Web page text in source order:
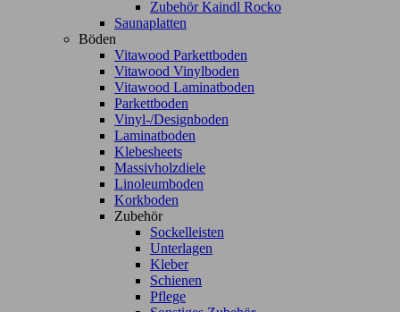
Zubehör Kaindl Rocko
Saunaplatten
Böden
Vitawood Parkettboden
Vitawood Vinylboden
Vitawood Laminatboden
Parkettboden
Vinyl-/Designboden
Laminatboden
Klebesheets
Massivholzdiele
Linoleumboden
Korkboden
Zubehör
Sockelleisten
Unterlagen
Kleber
Schienen
Pflege